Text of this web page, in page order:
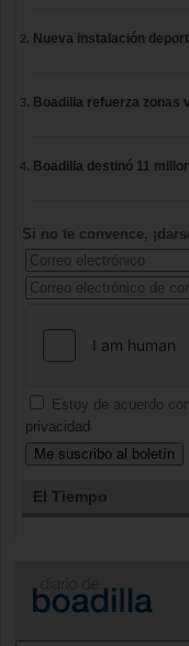
Nueva instalación
Boadilla refuerza zonas
Boadilla destinó 11
Si no te convence,
Estoy de acuerdo
privacidad
El Tiempo